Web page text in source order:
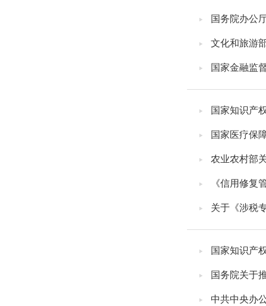
国务院办公
文化和旅游
国家金融监
国家知识产
国家医疗保
农业农村部
《信用修复
关于《涉税
国家知识产
国务院关于
中共中央办